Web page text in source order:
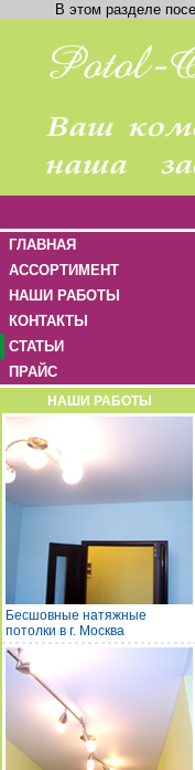
В этом разделе
ГЛАВНАЯ
АССОРТИМЕНТ
НАШИ РАБОТЫ
КОНТАКТЫ
СТАТЬИ
ПРАЙС
НАШИ РАБОТЫ
Бесшовные натяжные
потолки в г. Москва